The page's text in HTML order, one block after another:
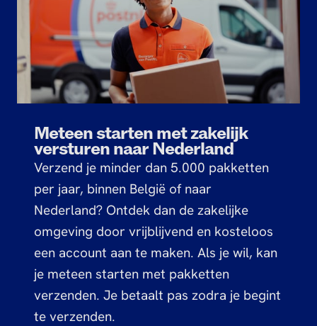
Meteen starten met zakelijk
versturen naar Nederland
Verzend je minder dan 5.000 pakketten
per jaar, binnen België of naar
Nederland? Ontdek dan de zakelijke
omgeving door vrijblijvend en kosteloos
een account aan te maken. Als je wil, kan
je meteen starten met pakketten
verzenden. Je betaalt pas zodra je begint
te verzenden.